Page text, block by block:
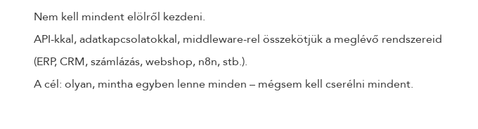
Nem kell mindent elölről kezdeni.
API-kkal, adatkapcsolatokkal, middleware-rel összekötjük a meglévő rendszereid
(ERP, CRM, számlázás, webshop, n8n, stb.).
A cél: olyan, mintha egyben lenne minden – mégsem kell cserélni mindent.